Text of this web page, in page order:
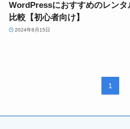
WordPressにおすすめのレンタ
比較【初心者向け】
2024年8月15日
1